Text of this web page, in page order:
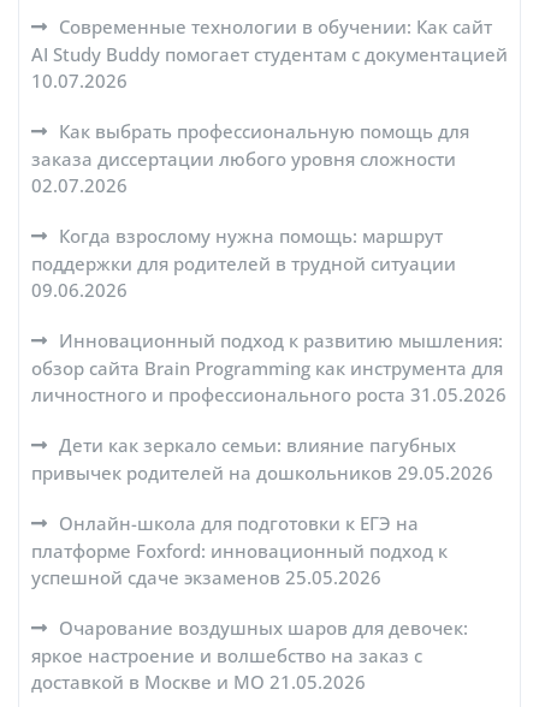
Современные технологии в обучении: Как сайт
AI Study Buddy помогает студентам с документацией
10.07.2026
Как выбрать профессиональную помощь для
заказа диссертации любого уровня сложности
02.07.2026
Когда взрослому нужна помощь: маршрут
поддержки для родителей в трудной ситуации
09.06.2026
Инновационный подход к развитию мышления:
обзор сайта Brain Programming как инструмента для
личностного и профессионального роста 31.05.2026
Дети как зеркало семьи: влияние пагубных
привычек родителей на дошкольников 29.05.2026
Онлайн-школа для подготовки к ЕГЭ на
платформе Foxford: инновационный подход к
успешной сдаче экзаменов 25.05.2026
Очарование воздушных шаров для девочек:
яркое настроение и волшебство на заказ с
доставкой в Москве и МО 21.05.2026